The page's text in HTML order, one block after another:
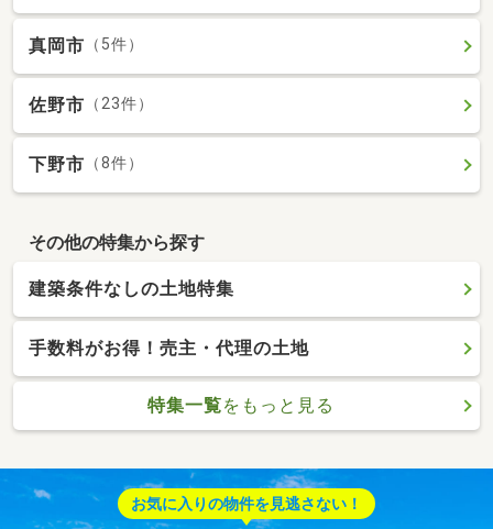
真岡市 （5件）
佐野市 （23件）
下野市 （8件）
その他の特集から探す
建築条件なしの土地特集
手数料がお得！売主・代理の土地
特集一覧をもっと見る
お気に入りの物件を見逃さない！